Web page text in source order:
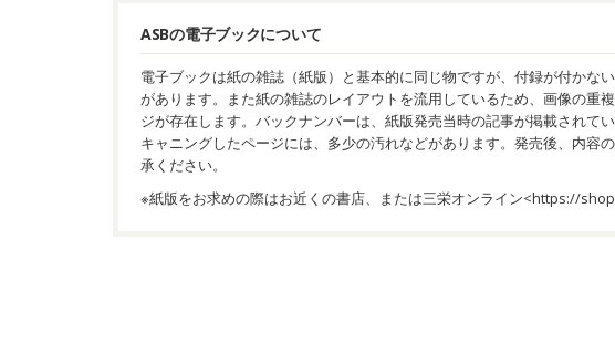
ASBの電子ブックについて
電子ブックは紙の雑誌（紙版）と基本的に同じ物ですが、付録が付かな
があります。また紙の雑誌のレイアウトを流用しているため、画像の重
ジが存在します。バックナンバーは、紙版発売当時の記事が掲載されて
キャニングしたページには、多少の汚れなどがあります。発売後、内容
承ください。
※紙版をお求めの際はお近くの書店、または三栄オンライン<https://